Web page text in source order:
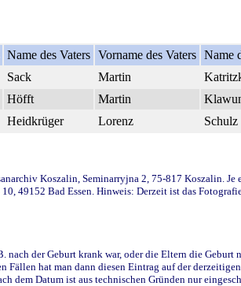
Name des Vaters Vorname des Vaters Name
Sack Martin
Höfft Martin
Heidkrüger Lorenz Schulz
Koszalin, Seminarryjna 2, 75-817 Koszalin.
49152 Bad Essen. Hinweis: Derzeit ist das
der Geburt krank war, oder die Eltern die Geburt
hat man dann diesen Eintrag auf der
dem Datum ist aus technischen Gründen nur